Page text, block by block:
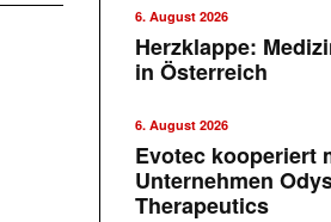
6. August 2026
Herzklappe:
in Österreich
6. August 2026
Evotec kooperiert
Unternehmen
Therapeutics